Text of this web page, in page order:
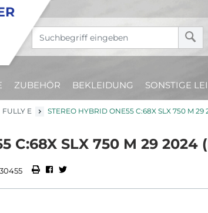
ZUBEHÖR BEKLEIDUNG SONSTIGE
FULLY E STEREO HYBRID ONE55 C:68X SLX 750 M 29
C:68X SLX 750 M 29